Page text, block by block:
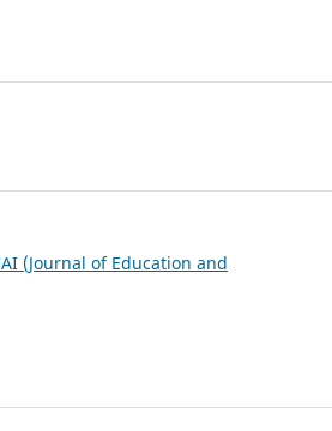
(Journal of Education and